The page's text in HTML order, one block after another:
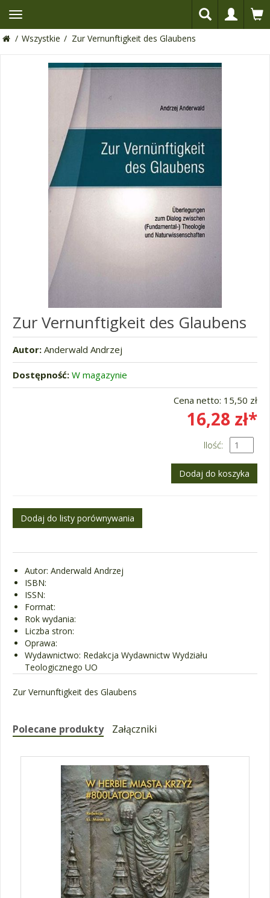
/ Wszystkie / Zur Vernunftigkeit des Glaubens
Zur Vernunftigkeit des Glaubens
Autor: Anderwald Andrzej
Dostępność: W magazynie
Cena netto: 15,50 zł
16,28 zł*
Ilość:
Autor: Anderwald Andrzej
ISBN:
ISSN:
Format:
Rok wydania:
Liczba stron:
Oprawa:
Wydawnictwo: Redakcja Wydawnictw Wydziału
Teologicznego UO
Zur Vernunftigkeit des Glaubens
Polecane produkty Załączniki